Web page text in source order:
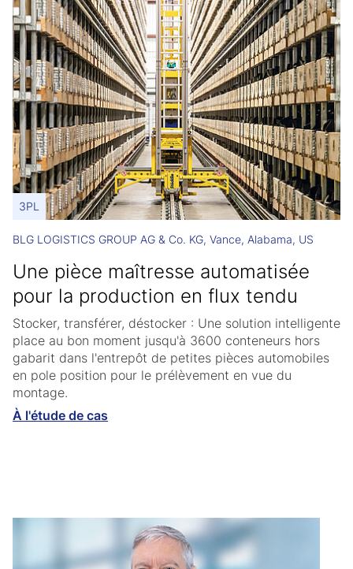
3PL
BLG LOGISTICS GROUP AG & Co. KG, Vance, Alabama, US
Une pièce maîtresse automatisée
pour la production en flux tendu
Stocker, transférer, déstocker : Une solution intelligente
place au bon moment jusqu'à 3600 conteneurs hors
gabarit dans l'entrepôt de petites pièces automobiles
en pole position pour le prélèvement en vue du
montage.
À l'étude de cas